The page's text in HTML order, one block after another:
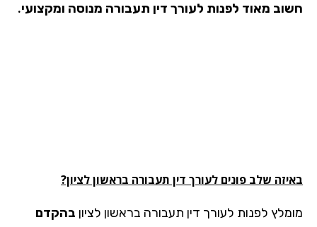
מאוד לפנות לעורך דין תעבורה מנוסה ומקצועי.
שלב פונים לעורך דין תעבורה בראשון לציון?
לפנות לעורך דין תעבורה בראשון לציון בהקדם